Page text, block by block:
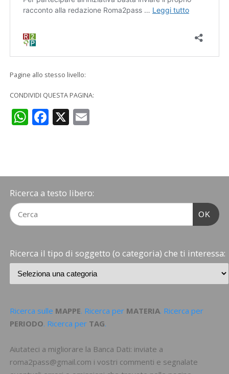
Pagine allo stesso livello:
CONDIVIDI QUESTA PAGINA:
WhatsApp
Facebook
X Email
Ricerca a testo libero:
OK
Ricerca il tipo di soggetto (o categoria) che ti interessa:
Ricerca sulle MAPPE. Ricerca per MATERIA. Ricerca per
PERIODO. Ricerca per TAG.
Aiutateci a migliorare la Banca Dati: inviate a
roma2pass@gmail.com i vostri commenti e segnalate